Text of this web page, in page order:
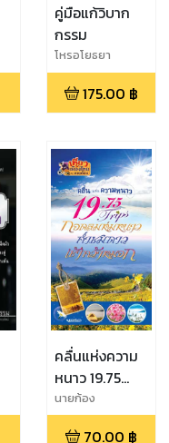
คู่มือแก้วิบาก
กรรม
โหรอโยธยา
175.00 ฿
คลื่นแห่งความ
หนาว 19.75
ทริป กอดลมห่ม
หนาว ค่ำชมดาว
นายก้อง
70.00 ฿